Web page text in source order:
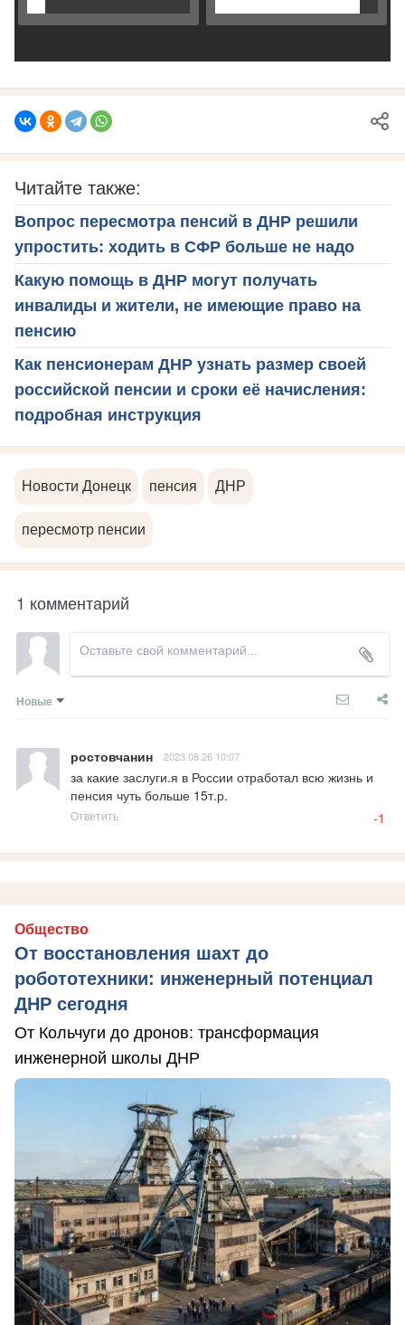
Читайте также:
Вопрос пересмотра пенсий в ДНР решили
упростить: ходить в СФР больше не надо
Какую помощь в ДНР могут получать
инвалиды и жители, не имеющие право на
пенсию
Как пенсионерам ДНР узнать размер своей
российской пенсии и сроки её начисления:
подробная инструкция
Новости Донецк пенсия ДНР
пересмотр пенсии
1 комментарий
Новые
ростовчанин 2023.08.26 10:07
за какие заслуги.я в России отработал всю жизнь и
пенсия чуть больше 15т.р.
Ответить -1
Общество
От восстановления шахт до
робототехники: инженерный потенциал
ДНР сегодня
От Кольчуги до дронов: трансформация
инженерной школы ДНР